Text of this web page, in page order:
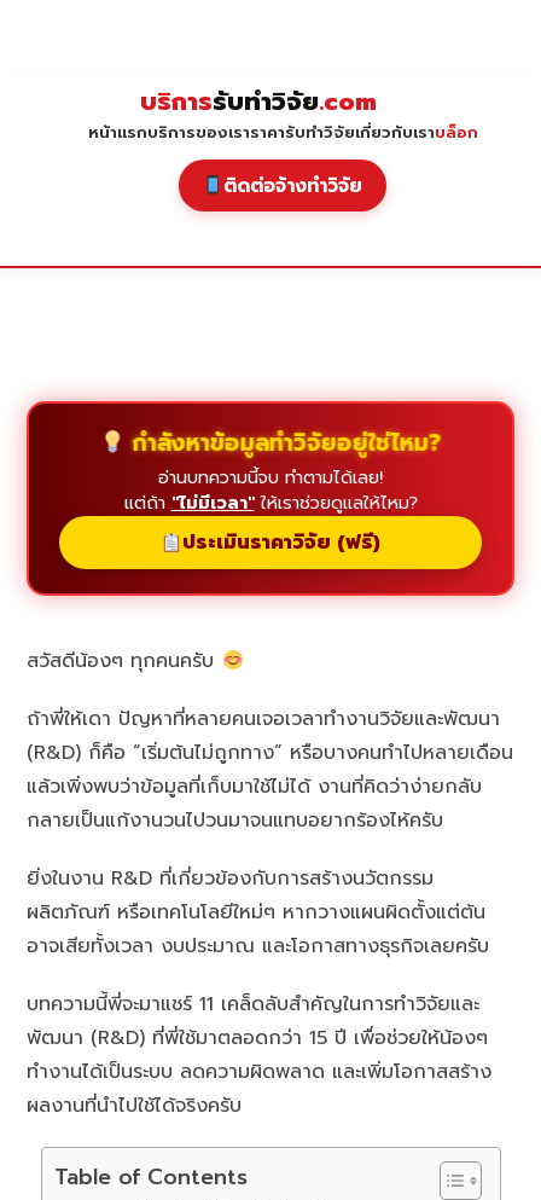
บริการรับทำวิจัย.com
หน้าแรกบริการของเราราคารับทำวิจัยเกี่ยวกับเราบล็อก
ติดต่อจ้างทำวิจัย
กำลังหาข้อมูลทำวิจัยอยู่ใช่ไหม?
อ่านบทความนี้จบ ทำตามได้เลย!
แต่ถ้า "ไม่มีเวลา"ให้เราช่วยดูแลให้ไหม?
ประเมินราคาวิจัย (ฟรี)
สวัสดีน้องๆ ทุกคนครับ
ถ้าพี่ให้เดา ปัญหาที่หลายคนเจอเวลาทำงานวิจัยและพัฒนา
(R&D) ก็คือ “เริ่มต้นไม่ถูกทาง” หรือบางคนทำไปหลายเดือน
แล้วเพิ่งพบว่าข้อมูลที่เก็บมาใช้ไม่ได้ งานที่คิดว่าง่ายกลับ
กลายเป็นแก้งานวนไปวนมาจนแทบอยากร้องไห้ครับ
ยิ่งในงาน R&D ที่เกี่ยวข้องกับการสร้างนวัตกรรม
ผลิตภัณฑ์ หรือเทคโนโลยีใหม่ๆ หากวางแผนผิดตั้งแต่ต้น
อาจเสียทั้งเวลา งบประมาณ และโอกาสทางธุรกิจเลยครับ
บทความนี้พี่จะมาแชร์ 11 เคล็ดลับสำคัญในการทำวิจัยและ
พัฒนา (R&D) ที่พี่ใช้มาตลอดกว่า 15 ปี เพื่อช่วยให้น้องๆ
ทำงานได้เป็นระบบ ลดความผิดพลาด และเพิ่มโอกาสสร้าง
ผลงานที่นำไปใช้ได้จริงครับ
Table of Contents